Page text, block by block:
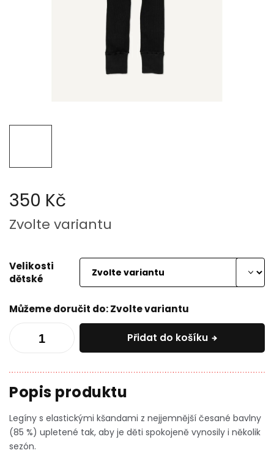
350 Kč
Měrná
cena:
Zvolte variantu
Velikosti
dětské
Můžeme doručit do:Zvolte variantu
Přidat do košíku
Legíny s elastickými kšandami z nejjemnější česané bavlny
(85 %) upletené tak, aby je děti spokojeně vynosily i několik
sezón.